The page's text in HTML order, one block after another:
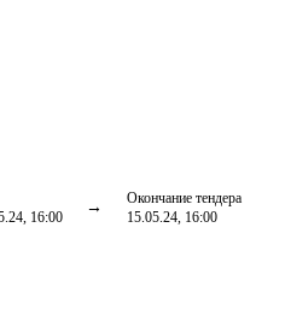
16:00
Окончание тендера
15.05.24, 16:00